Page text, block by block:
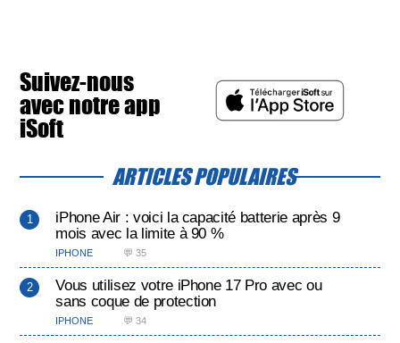
Suivez-nous
avec notre app
iSoft
ARTICLES POPULAIRES
iPhone Air : voici la capacité batterie après 9
mois avec la limite à 90 %
IPHONE 💬 35
Vous utilisez votre iPhone 17 Pro avec ou
sans coque de protection
IPHONE 💬 34